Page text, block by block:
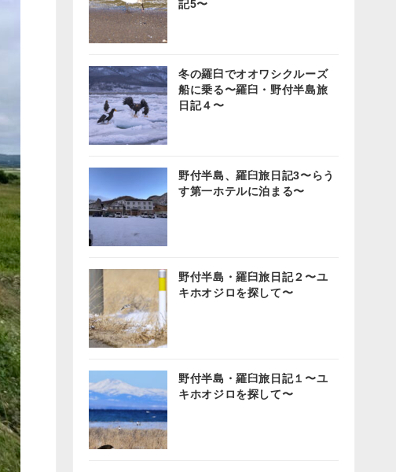
記5〜
冬の羅臼でオオワシクルーズ
船に乗る〜羅臼・野付半島旅
日記４〜
野付半島、羅臼旅日記3〜らう
す第一ホテルに泊まる〜
野付半島・羅臼旅日記２〜ユ
キホオジロを探して〜
野付半島・羅臼旅日記１〜ユ
キホオジロを探して〜